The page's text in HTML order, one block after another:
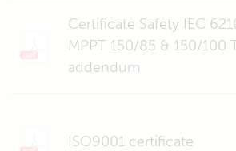
Certificate Safety IEC
MPPT 150/85 & 150/100
addendum
ISO9001 certificate